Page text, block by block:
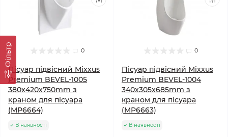
Фільтр 0
Пісуар підвісний Mixxus
Premium BEVEL-1005
380x420x750mm з
краном для пісуара
(MP6664)
В наявності
0
Пісуар підвісний Mixxus
Premium BEVEL-1004
340x305x685mm з
краном для пісуара
(MP6663)
В наявності